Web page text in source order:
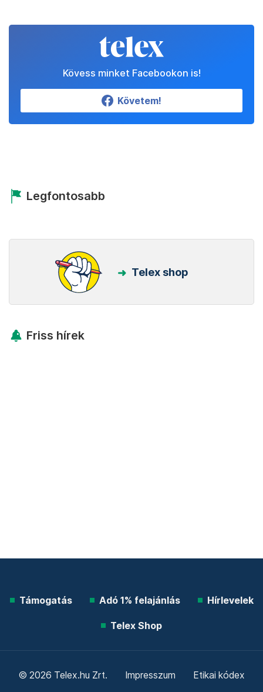
Kövess minket Facebookon is!
Követem!
Legfontosabb
Telex shop
Friss hírek
Támogatás Adó 1% felajánlás Hírlevelek
Telex Shop
© 2026 Telex.hu Zrt. Impresszum Etikai kódex